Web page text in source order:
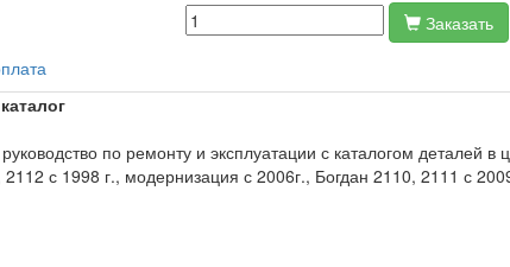
Заказать
по ремонту и эксплуатации с каталогом деталей в
с 1998 г., модернизация с 2006г., Богдан 2110, 2111 с